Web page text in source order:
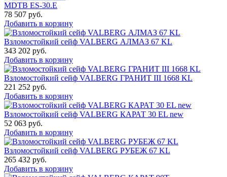
MDTB ES-30.Е
78 507 руб.
Добавить в корзину
Взломостойкий сейф VALBERG АЛМАЗ 67 KL
343 202 руб.
Добавить в корзину
Взломостойкий сейф VALBERG ГРАНИТ III 1668 KL
221 252 руб.
Добавить в корзину
Взломостойкий сейф VALBERG КАРАТ 30 EL new
52 063 руб.
Добавить в корзину
Взломостойкий сейф VALBERG РУБЕЖ 67 KL
265 432 руб.
Добавить в корзину